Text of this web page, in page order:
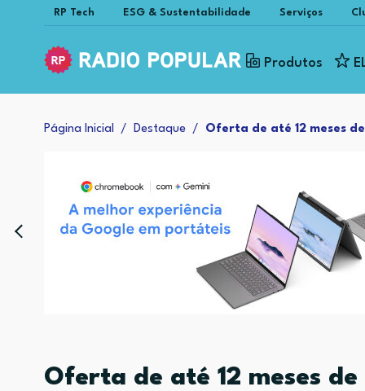
RP Tech ESG & Sustentabilidade Serviços
Produtos
Página Inicial Destaque Oferta de até 12 meses
Oferta de até 12 meses